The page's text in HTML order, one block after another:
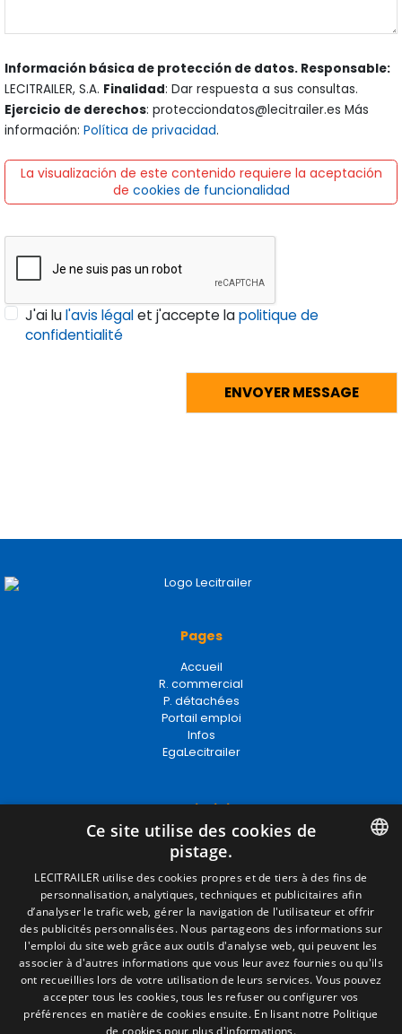
Información básica de protección de datos. Responsable:
LECITRAILER, S.A. Finalidad: Dar respuesta a sus consultas.
Ejercicio de derechos: protecciondatos@lecitrailer.es Más
información: Política de privacidad.
La visualización de este contenido requiere la aceptación
de cookies de funcionalidad
J'ai lul'avis légalet j'accepte lapolitique de
confidentialité
Pages
Accueil
R. commercial
P. détachées
Portail emploi
Infos
EgaLecitrailer
Termes juridiques
Mentions Légales
Politique de Confidentialité
Politique de Cookies
Conditions générales de vente
Gérer les cookies
Contact
Camino de los Huertos, S/N. Apdo 100
50620 - Casetas (Zaragoza) SPAIN
SPANISH
ENGLISH
FRENCH
ITALIAN
PORTUGUESE
Ce site utilise des cookies de
pistage.
LECITRAILER utilise des cookies propres et de tiers à des fins de
personnalisation, analytiques, techniques et publicitaires afin
d’analyser le trafic web, gérer la navigation de l'utilisateur et offrir
des publicités personnalisées. Nous partageons des informations sur
l'emploi du site web grâce aux outils d'analyse web, qui peuvent les
associer à d'autres informations que vous leur avez fournies ou qu'ils
ont recueillies lors de votre utilisation de leurs services. Vous pouvez
accepter tous les cookies, tous les refuser ou configurer vos
préférences en matière de cookies ensuite. En lisant notre Politique
de cookies pour plus d'informations.